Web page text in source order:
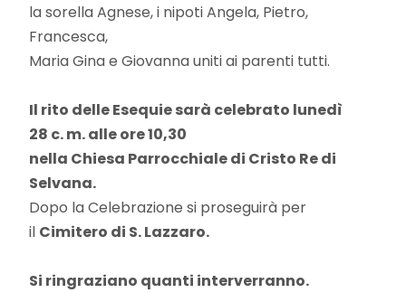
la sorella Agnese, i nipoti Angela, Pietro,
Francesca,
Maria Gina e Giovanna uniti ai parenti tutti.
Il rito delle Esequiesarà celebrato lunedì
28 c.m.alle ore10,30
nella Chiesa Parrocchialedi Cristo Re di
Selvana.
Dopo la Celebrazione si proseguirà per
il Cimitero di S. Lazzaro.
Si ringraziano quanti interverranno.